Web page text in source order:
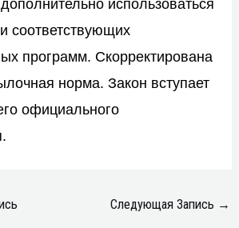
использоваться
соответствующих
программ. Скорректирована
норма. Закон вступает
официального
Следующая Запись →